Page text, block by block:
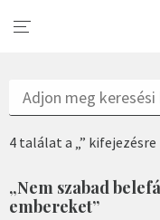
4 találat a „” kifejezésre
„Nem szabad
embereket”